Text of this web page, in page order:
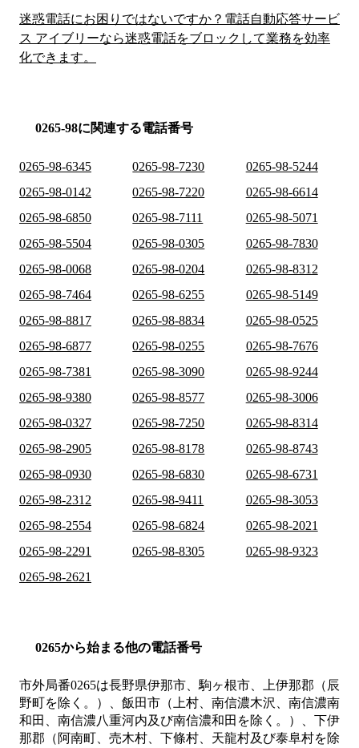
迷惑電話にお困りではないですか？電話自動応答サービ
ス アイブリーなら迷惑電話をブロックして業務を効率
化できます。
0265-98に関連する電話番号
0265-98-6345 0265-98-7230
0265-98-5244
0265-98-0142
0265-98-7220
0265-98-6614
0265-98-6850
0265-98-7111
0265-98-5071
0265-98-5504
0265-98-0305
0265-98-7830
0265-98-0068
0265-98-0204
0265-98-8312
0265-98-7464
0265-98-6255
0265-98-5149
0265-98-8817
0265-98-8834
0265-98-0525
0265-98-6877
0265-98-0255
0265-98-7676
0265-98-7381
0265-98-3090
0265-98-9244
0265-98-9380
0265-98-8577
0265-98-3006
0265-98-0327
0265-98-7250
0265-98-8314
0265-98-2905
0265-98-8178
0265-98-8743
0265-98-0930
0265-98-6830
0265-98-6731
0265-98-2312
0265-98-9411
0265-98-3053
0265-98-2554
0265-98-6824
0265-98-2021
0265-98-2291
0265-98-8305
0265-98-9323
0265-98-2621
0265から始まる他の電話番号
市外局番0265は長野県伊那市、駒ヶ根市、上伊那郡（辰
野町を除く。）、飯田市（上村、南信濃木沢、南信濃南
和田、南信濃八重河内及び南信濃和田を除く。）、下伊
那郡（阿南町、売木村、下條村、天龍村及び泰阜村を除